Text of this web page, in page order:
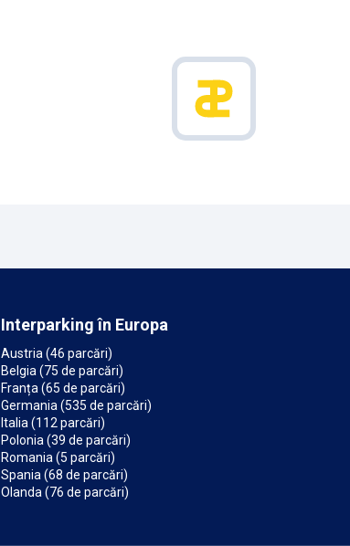
Interparking în Europa
Austria (46 parcări)
Belgia (75 de parcări)
Franța (65 de parcări)
Germania (535 de parcări)
Italia (112 parcări)
Polonia (39 de parcări)
Romania (5 parcări)
Spania (68 de parcări)
Olanda (76 de parcări)